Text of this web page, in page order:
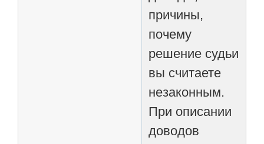
причины,
почему
решение судьи
вы считаете
незаконным.
При описании
доводов